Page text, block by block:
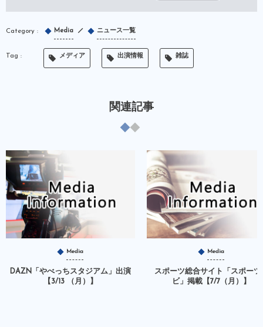
Media ニュース一覧
メディア 出演情報 雑誌
関連記事
Media
DAZN「やべっちスタジアム」出演
【3/13 （月）】
Media
スポーツ総合サイト「スポーツ
ビ」掲載【7/7（月）】